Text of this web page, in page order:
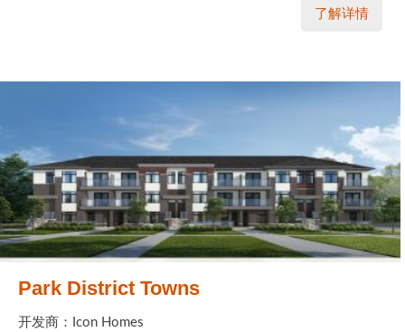
了解详情
Park District Towns
开发商：Icon Homes